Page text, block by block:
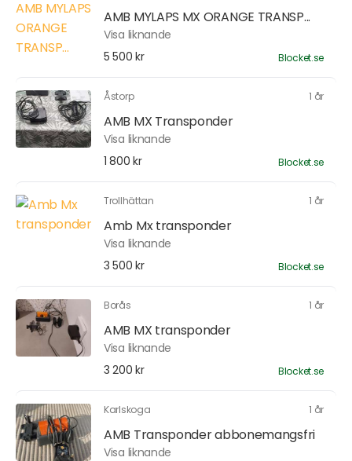
AMB MYLAPS MX ORANGE TRANSP...
Visa liknande
5 500 kr
Blocket.se
Åstorp 1 år
AMB MX Transponder
Visa liknande
1 800 kr
Blocket.se
Trollhättan 1 år
Amb Mx transponder
Visa liknande
3 500 kr
Blocket.se
Borås 1 år
AMB MX transponder
Visa liknande
3 200 kr
Blocket.se
Karlskoga 1 år
AMB Transponder abbonemangsfri
Visa liknande